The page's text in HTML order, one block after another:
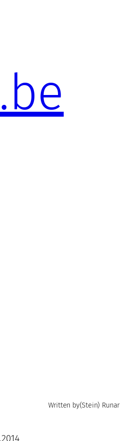
Written by(Stein)